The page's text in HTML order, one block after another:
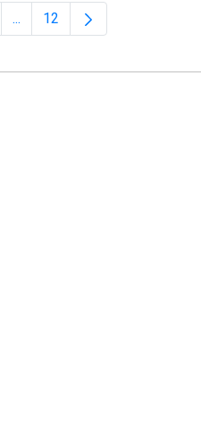
...Páginas intermediárias Usar
Página
12